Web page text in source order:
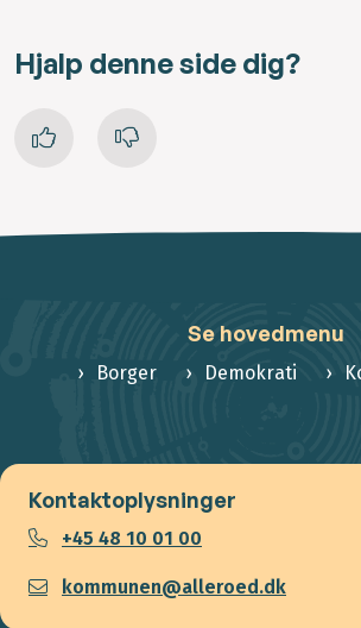
Hjalp denne side dig?
Se hovedmenu
Borger Demokrati
Kontaktoplysninger
+45 48 10 01 00
kommunen@alleroed.dk